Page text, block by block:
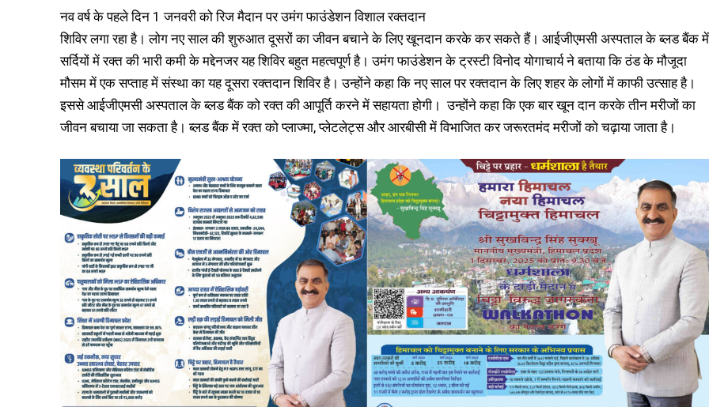
नव वर्ष के पहले दिन 1 जनवरी को रिज मैदान पर उमंग फाउंडेशन विशाल रक्तदान
शिविर लगा रहा है। लोग नए साल की शुरुआत दूसरों का जीवन बचाने के लिए खूनदान करके कर सकते हैं। आईजीएमसी अस्पताल के ब्लड बैंक में
सर्दियों में रक्त की भारी कमी के मद्देनजर यह शिविर बहुत महत्वपूर्ण है। उमंग फाउंडेशन के ट्रस्टी विनोद योगाचार्य ने बताया कि ठंड के मौजूदा
मौसम में एक सप्ताह में संस्था का यह दूसरा रक्तदान शिविर है। उन्होंने कहा कि नए साल पर रक्तदान के लिए शहर के लोगों में काफी उत्साह है।
इससे आईजीएमसी अस्पताल के ब्लड बैंक को रक्त की आपूर्ति करने में सहायता होगी। उन्होंने कहा कि एक बार खून दान करके तीन मरीजों का
जीवन बचाया जा सकता है। ब्लड बैंक में रक्त को प्लाज्मा, प्लेटलेट्स और आरबीसी में विभाजित कर जरूरतमंद मरीजों को चढ़ाया जाता है।